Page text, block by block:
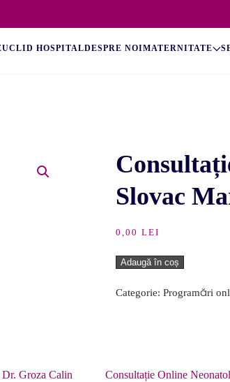
HOSPITALDESPRE NOIMATERNITATE
Slovac
0,00 LEI
Cantitate
Online
Maria
Adaugă în coș
Categorie: Programări
Groza Calin
Consultație Online